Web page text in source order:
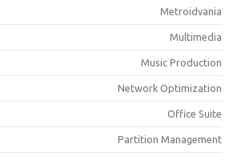
Music
Network
Office
Partition